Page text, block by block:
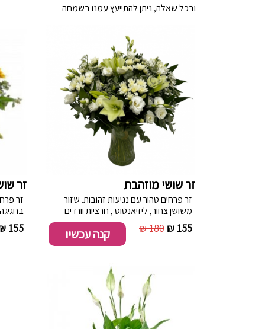
ובכל שאלה, ניתן להתייעץ עמנו בשמחה
זר שושי מוזהבת
זר פרחים טהור עם נגיעות זהובות. שזור
משושן צחור, ליזיאנטוס , חרציות וורדים
בלבן בשילוב ירק.
155 ₪
180 ₪ קנה עכשיו
זר
זר
סוגי
155 ₪